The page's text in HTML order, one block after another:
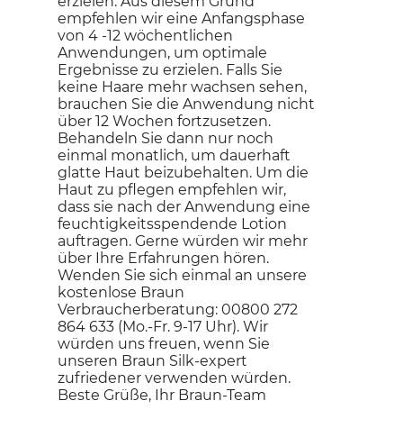
empfehlen wir eine Anfangsphase
von 4 -12 wöchentlichen
Anwendungen, um optimale
Ergebnisse zu erzielen. Falls Sie
keine Haare mehr wachsen sehen,
brauchen Sie die Anwendung nicht
über 12 Wochen fortzusetzen.
Behandeln Sie dann nur noch
einmal monatlich, um dauerhaft
glatte Haut beizubehalten. Um die
Haut zu pflegen empfehlen wir,
dass sie nach der Anwendung eine
feuchtigkeitsspendende Lotion
auftragen. Gerne würden wir mehr
über Ihre Erfahrungen hören.
Wenden Sie sich einmal an unsere
kostenlose Braun
Verbraucherberatung: 00800 272
864 633 (Mo.-Fr. 9-17 Uhr). Wir
würden uns freuen, wenn Sie
unseren Braun Silk-expert
zufriedener verwenden würden.
Beste Grüße, Ihr Braun-Team